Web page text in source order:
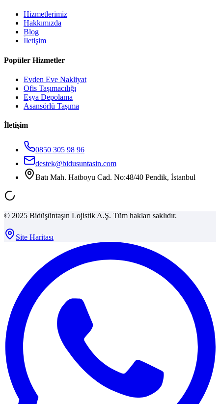
Hizmetlerimiz
Hakkımızda
Blog
İletişim
Popüler Hizmetler
Evden Eve Nakliyat
Ofis Taşımacılığı
Eşya Depolama
Asansörlü Taşıma
İletişim
0850 305 98 96
destek@bidusuntasin.com
Batı Mah. Hatboyu Cad. No:48/40 Pendik, İstanbul
© 2025 Bidüşüntaşın Lojistik A.Ş. Tüm hakları saklıdır.
Site Haritası